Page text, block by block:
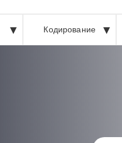
Кодирование